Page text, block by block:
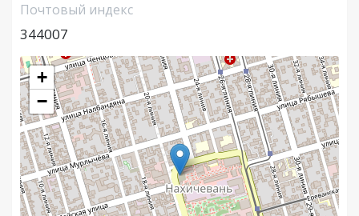
Почтовый индекс
344007
+
−